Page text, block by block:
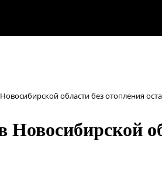
области без отопления
Новосибирской